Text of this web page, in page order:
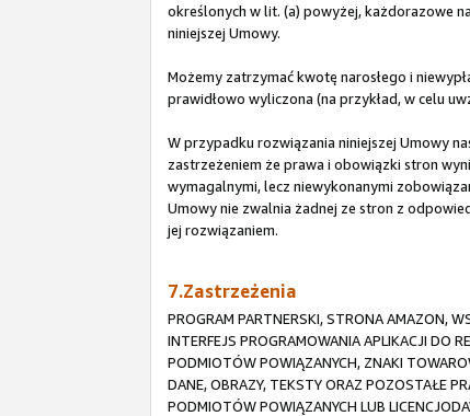
określonych w lit. (a) powyżej, każdorazowe
niniejszej Umowy.
Możemy zatrzymać kwotę narosłego i
prawidłowo wyliczona (na przykład, w celu
W przypadku rozwiązania niniejszej Umowy
zastrzeżeniem że prawa i obowiązki stron
wymagalnymi, lecz niewykonanymi
Umowy nie zwalnia żadnej ze stron z
jej rozwiązaniem.
7.Zastrzeżenia
PROGRAM PARTNERSKI, STRONA AMAZON,
INTERFEJS PROGRAMOWANIA APLIKACJI DO
PODMIOTÓW POWIĄZANYCH, ZNAKI
DANE, OBRAZY, TEKSTY ORAZ POZOSTAŁE
PODMIOTÓW POWIĄZANYCH LUB